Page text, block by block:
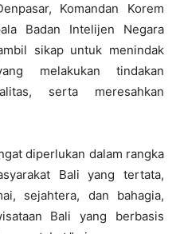
Komandan Korem
Badan Intelijen Negara
sikap untuk menindak
melakukan tindakan
serta meresahkan
diperlukan dalam rangka
Bali yang tertata,
sejahtera, dan bahagia,
Bali yang berbasis